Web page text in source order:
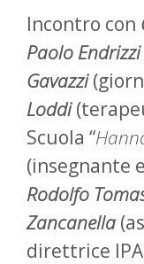
Incontro con
Paolo Endrizzi
Gavazzi
Loddi
Scuola “
(insegnante
Rodolfo
Zancanella
direttrice